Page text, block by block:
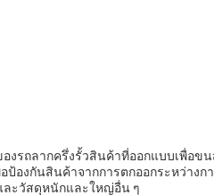
องรถลากครึ่งรั้วสินค้าที่ออกแบบเพื่อ
ป้องกันสินค้าจากการตกออกระหว่าง
ละวัสดุหนักและใหญ่อื่น ๆ